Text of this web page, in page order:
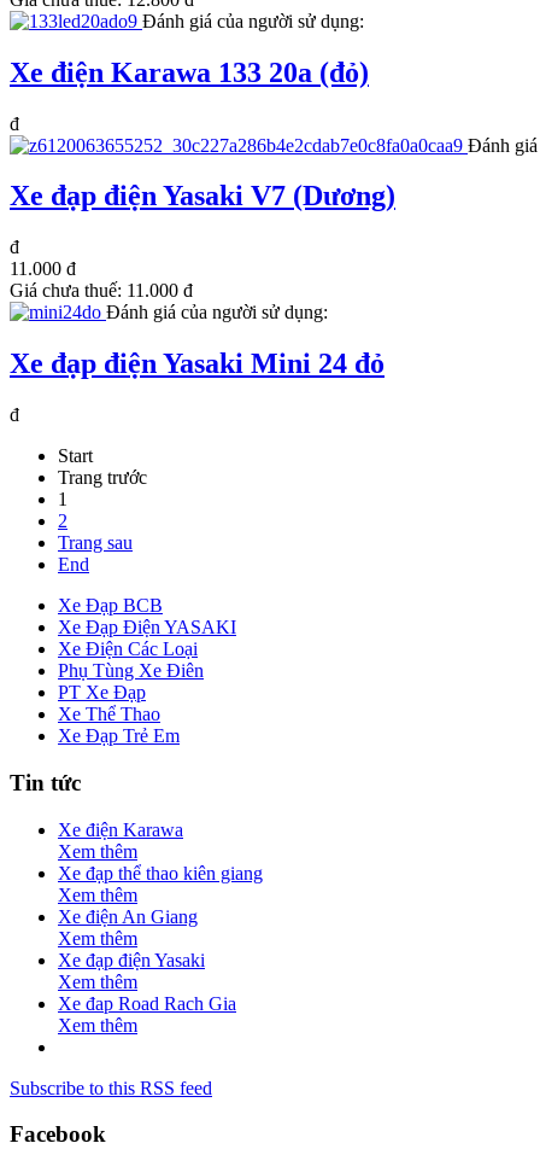
Đánh giá của người sử dụng:
Xe điện Karawa 133 20a (đỏ)
đ
Đánh giá
Xe đạp điện Yasaki V7 (Dương)
đ
11.000 đ
Giá chưa thuế: 11.000 đ
Đánh giá của người sử dụng:
Xe đạp điện Yasaki Mini 24 đỏ
đ
Start
Trang trước
1
2
Trang sau
End
Xe Đạp BCB
Xe Đạp Điện YASAKI
Xe Điện Các Loại
Phụ Tùng Xe Điên
PT Xe Đạp
Xe Thể Thao
Xe Đạp Trẻ Em
Tin tức
Xe điện Karawa
Xem thêm
Xe đạp thể thao kiên giang
Xem thêm
Xe điện An Giang
Xem thêm
Xe đạp điện Yasaki
Xem thêm
Xe đap Road Rach Gia
Xem thêm
Subscribe to this RSS feed
Facebook